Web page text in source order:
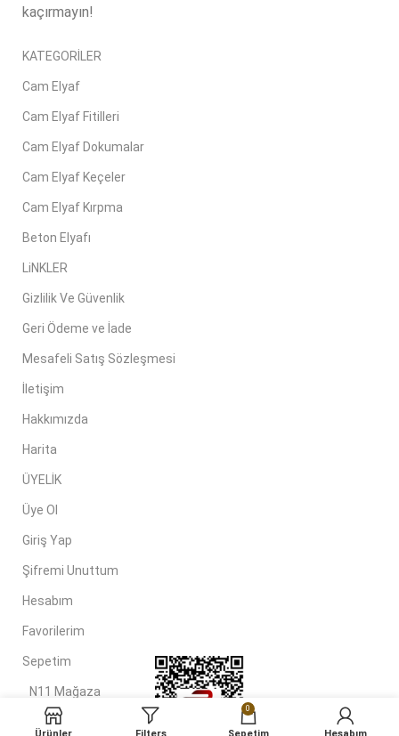
kaçırmayın!
KATEGORİLER
Cam Elyaf
Cam Elyaf Fitilleri
Cam Elyaf Dokumalar
Cam Elyaf Keçeler
Cam Elyaf Kırpma
Beton Elyafı
LiNKLER
Gizlilik Ve Güvenlik
Geri Ödeme ve İade
Mesafeli Satış Sözleşmesi
İletişim
Hakkımızda
Harita
ÜYELİK
Üye Ol
Giriş Yap
Şifremi Unuttum
Hesabım
Favorilerim
Sepetim
N11 Mağaza
Hepsiburada Mağaza
0